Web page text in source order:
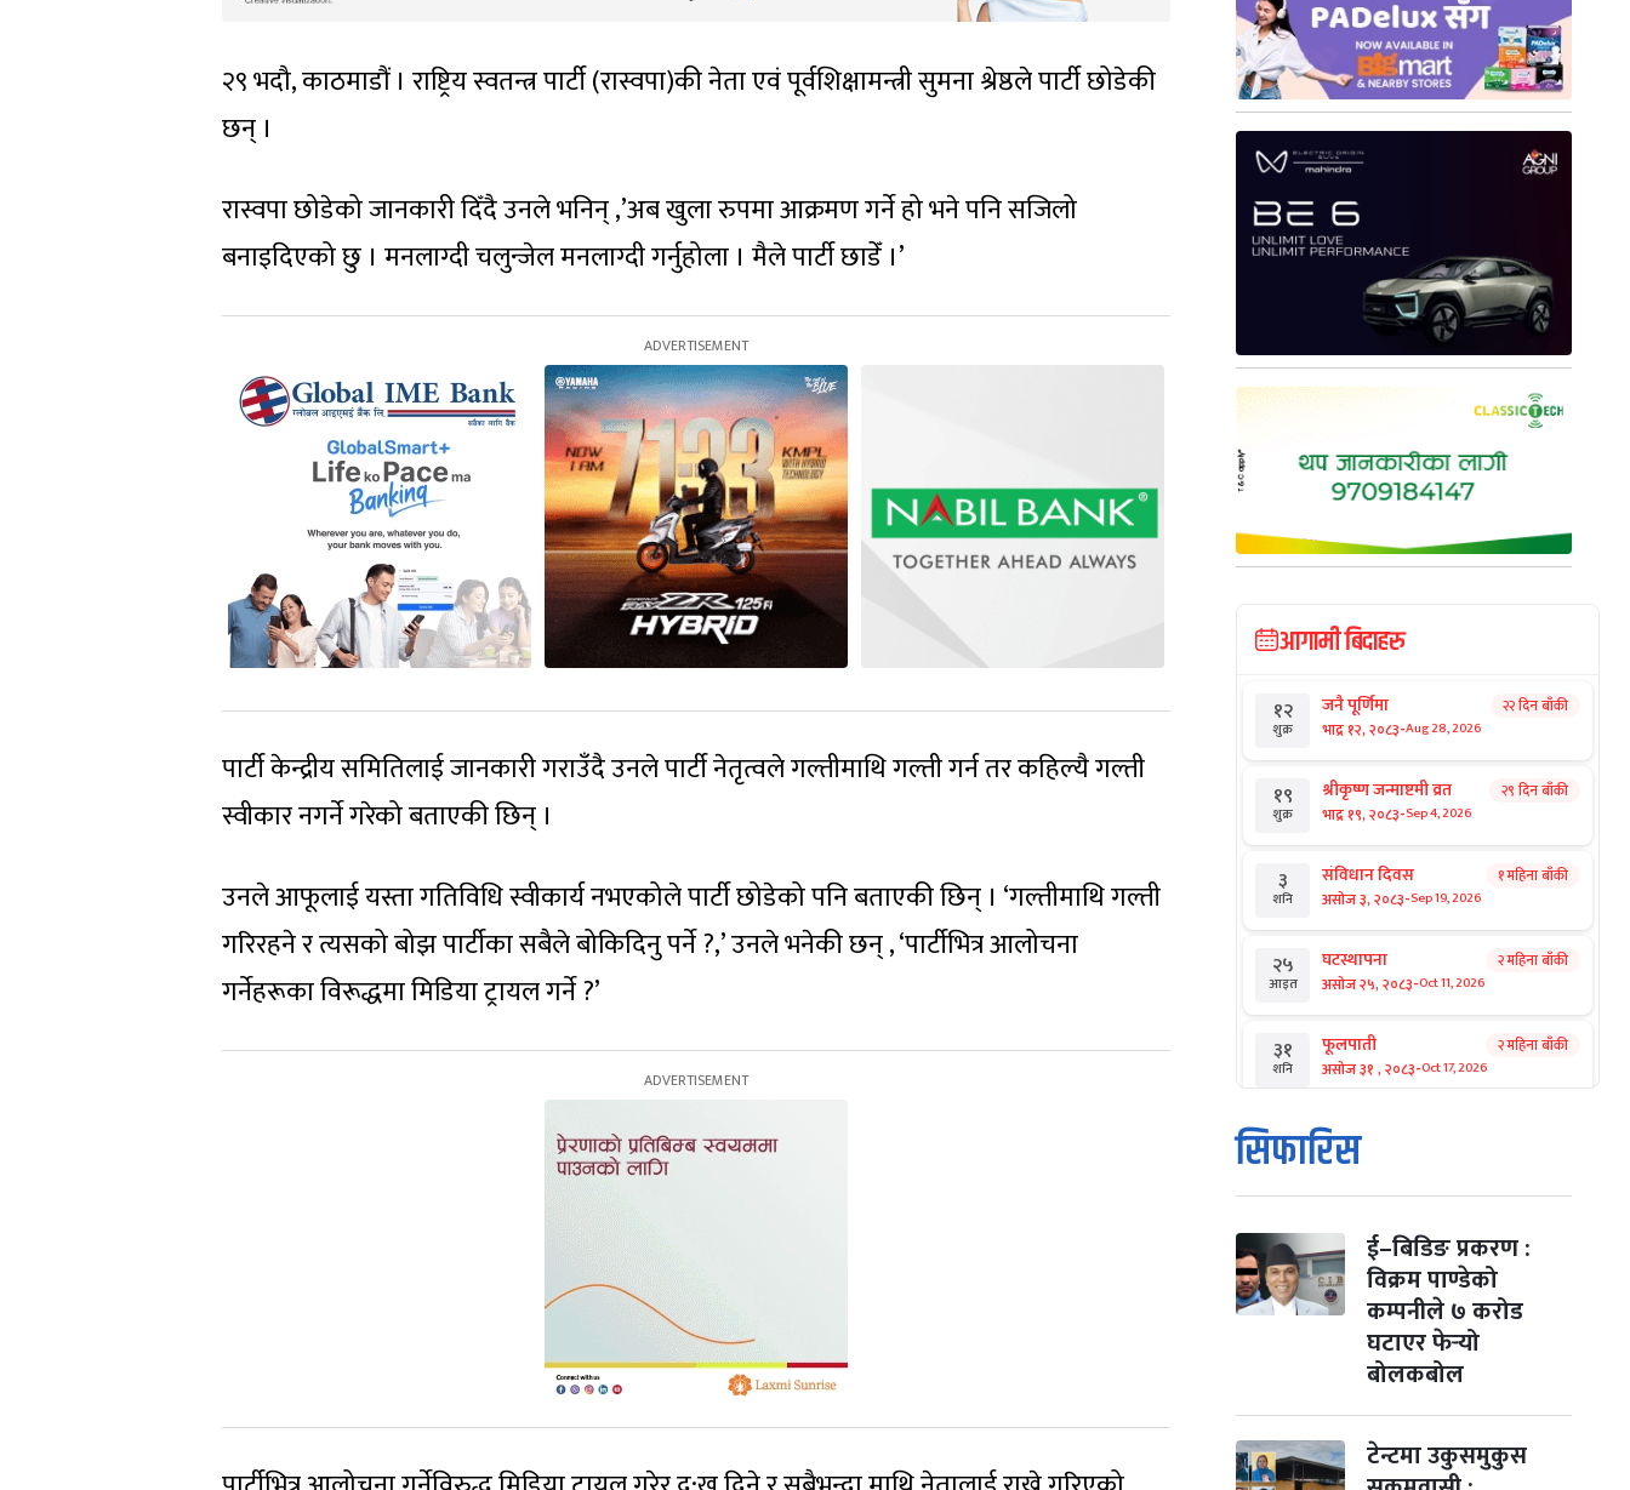
२९ भदौ, काठमाडौं । राष्ट्रिय स्वतन्त्र पार्टी (रास्वपा)की नेता एवं पूर्वशिक्षामन्त्री सुमना श्रेष्ठले पार्टी छोडेकी
छन् ।
रास्वपा छोडेको जानकारी दिँदै उनले भनिन् ,’अब खुला रुपमा आक्रमण गर्ने हो भने पनि सजिलो
बनाइदिएको छु । मनलाग्दी चलुन्जेल मनलाग्दी गर्नुहोला । मैले पार्टी छाडेँ ।’
पार्टी केन्द्रीय समितिलाई जानकारी गराउँदै उनले पार्टी नेतृत्वले गल्तीमाथि गल्ती गर्न तर कहिल्यै गल्ती
स्वीकार नगर्ने गरेको बताएकी छिन् ।
उनले आफूलाई यस्ता गतिविधि स्वीकार्य नभएकोले पार्टी छोडेको पनि बताएकी छिन् । ‘गल्तीमाथि गल्ती
गरिरहने र त्यसको बोझ पार्टीका सबैले बोकिदिनु पर्ने ?,’ उनले भनेकी छन् , ‘पार्टीभित्र आलोचना
गर्नेहरूका विरूद्धमा मिडिया ट्रायल गर्ने ?’
आगामी बिदाहरु
१२
शुक्र
जनै पूर्णिमा
भाद्र १२, २०८३-Aug 28, 2026
२२ दिन बाँकी
१९
शुक्र
श्रीकृष्ण जन्माष्टमी व्रत
भाद्र १९, २०८३-Sep 4, 2026
२९ दिन बाँकी
३
शनि
संविधान दिवस
असोज ३, २०८३-Sep 19, 2026
१ महिना बाँकी
२५
आइत
घटस्थापना
असोज २५, २०८३-Oct 11, 2026
२ महिना बाँकी
३१
शनि
फूलपाती
असोज ३१ , २०८३-Oct 17, 2026
२ महिना बाँकी
१
आइत
कार्तिक सङ्क्रान्ति
कार्तिक १, २०८३
मंगल कार्तिक ३, २०८३-Oct 20, 2026
४ विजयादशमी
कार्तिक ४, २०८३-Oct 21, 2026
२ महिना बाँकी
पापा‌ङ्कुशा एकादशी व्रत
-
२२ कुकुर तिहार ३ महिना बाँकी
सिफारिस
ई–बिडिङ प्रकरण :
विक्रम पाण्डेको
कम्पनीले ७ करोड
घटाएर फेर्‍यो
बोलकबोल
टेन्टमा उकुसमुकुस